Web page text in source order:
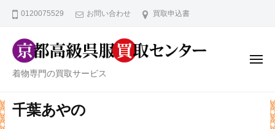
ス
キ
0120075529 お問い合わせ 買取申込書
京
高
着物専門の買取サービス
メ
千葉あやの
都
級
呉
服
取
セ